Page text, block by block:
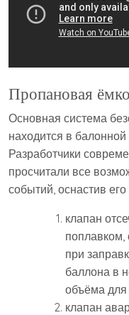
Пропановая
Основная система
находится в
Разработчики
просчитали все
событий, оснастив
клапан
поплавком,
при
баллона в
объёма для
клапан